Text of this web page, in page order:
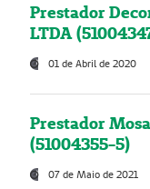
Prestador
LTDA
01 de Abril de 2020
Prestador
(51004355-5)
07 de Maio de 2021